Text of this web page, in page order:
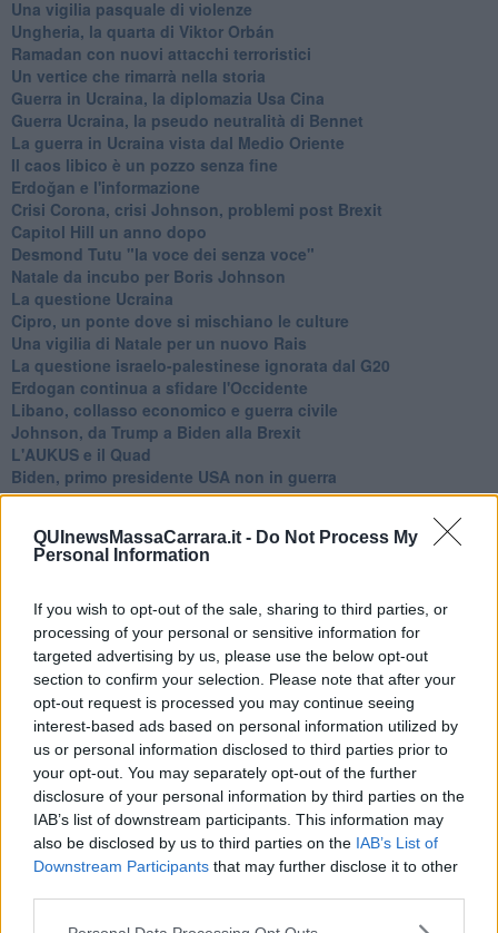
QUInewsMassaCarrara.it - Do Not Process My
Personal Information
If you wish to opt-out of the sale, sharing to third parties, or
processing of your personal or sensitive information for
targeted advertising by us, please use the below opt-out
section to confirm your selection. Please note that after your
opt-out request is processed you may continue seeing
interest-based ads based on personal information utilized by
us or personal information disclosed to third parties prior to
your opt-out. You may separately opt-out of the further
disclosure of your personal information by third parties on the
IAB’s list of downstream participants. This information may
also be disclosed by us to third parties on the IAB’s List of
Downstream Participants that may further disclose it to other
Una vigilia pasquale di violenze
Ungheria, la quarta di Viktor Orbán
Ramadan con nuovi attacchi terroristici
Un vertice che rimarrà nella storia
Guerra in Ucraina, la diplomazia Usa Cina
Guerra Ucraina, la pseudo neutralità di Bennet
La guerra in Ucraina vista dal Medio Oriente
​Il caos libico è un pozzo senza fine
Erdoğan e l'informazione
Crisi Corona, crisi Johnson, problemi post Brexit
Capitol Hill un anno dopo
Desmond Tutu "la voce dei senza voce"
Natale da incubo per Boris Johnson
La questione Ucraina
Cipro, un ponte dove si mischiano le culture
Una vigilia di Natale per un nuovo Rais
La questione israelo-palestinese ignorata dal G20
Erdogan continua a sfidare l'Occidente
Libano, collasso economico e guerra civile
Johnson, da Trump a Biden alla Brexit
L'AUKUS e il Quad
Biden, primo presidente USA non in guerra
Papa Bergoglio vedrà Viktor Orbán
Il ritorno dei talebani
​La lenta agonia del Libano
Usa di nuovo al centro della geopolitica internazionale
L’appuntamento di Israele con il cambiamento
La farsa delle elezioni in Siria
In Medioriente non ci sono favole, solo realtà
Biden chiama ma Netanyahu non risponde
Niente di nuovo in Medioriente
La forza di Boris Johnson
Biden nuovo alleato armeno contro la Turchia
Mar Mediterraneo cimitero silente
Richiami neo ottomani, la Francia guarda sospetta
Israele ultima curva a destra
Israele al voto: il Re sarà morto o vivo?
Londra trema tra gossip e casse vuote
Da Kindu a Kanyamahoro